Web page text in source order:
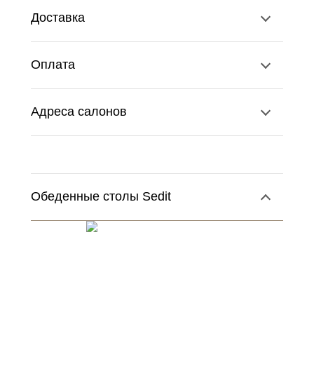
Доставка
Оплата
Адреса салонов
Обеденные столы Sedit